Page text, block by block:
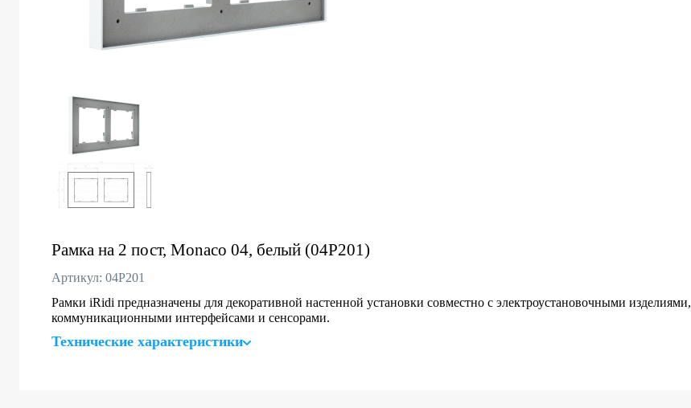
Рамка на 2 пост, Monaco 04, белый (04P201)
Артикул: 04P201
Рамки iRidi предназначены для декоративной настенной установки совместно с электроустановочными изделиями,
коммуникационными интерфейсами и сенсорами.
Технические характеристики